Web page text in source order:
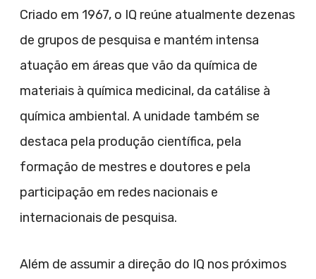
Criado em 1967, o IQ reúne atualmente dezenas
de grupos de pesquisa e mantém intensa
atuação em áreas que vão da química de
materiais à química medicinal, da catálise à
química ambiental. A unidade também se
destaca pela produção científica, pela
formação de mestres e doutores e pela
participação em redes nacionais e
internacionais de pesquisa.
Além de assumir a direção do IQ nos próximos